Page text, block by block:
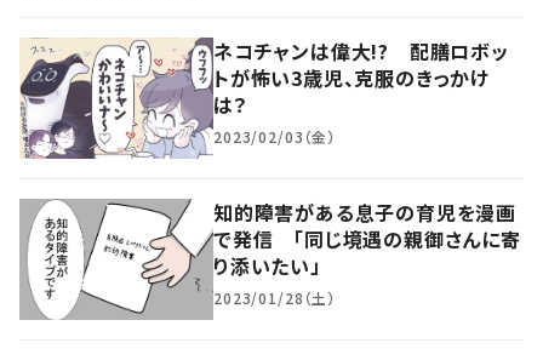
ネコチャンは偉大!? 配膳ロボッ
トが怖い3歳児、克服のきっかけ
は？
2023/02/03（金）
知的障害がある息子の育児を漫画
で発信 「同じ境遇の親御さんに寄
り添いたい」
2023/01/28（土）